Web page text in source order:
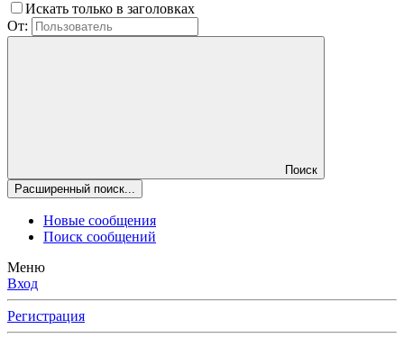
Искать только в заголовках
От:
Поиск
Расширенный поиск...
Новые сообщения
Поиск сообщений
Меню
Вход
Регистрация